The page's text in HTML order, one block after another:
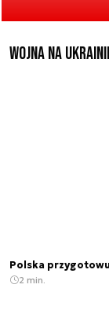
Wojna na
Polska
2 min.